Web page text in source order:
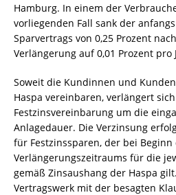
Hamburg. In einem der
vorliegenden Fall sank der
Sparvertrags von 0,25 Prozent
Verlängerung auf 0,01 Prozent pro
Soweit die Kundinnen und
Haspa vereinbaren, verlängert
Festzinsvereinbarung um die
Anlagedauer. Die Verzinsung
für Festzinssparen, der bei Beginn
Verlängerungszeitraums für die
gemäß Zinsaushang der Haspa
Vertragswerk mit der besagten